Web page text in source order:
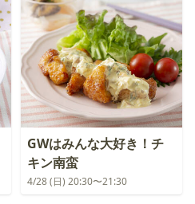
GWはみんな大好き！チ
キン南蛮
4/28 (日) 20:30〜21:30